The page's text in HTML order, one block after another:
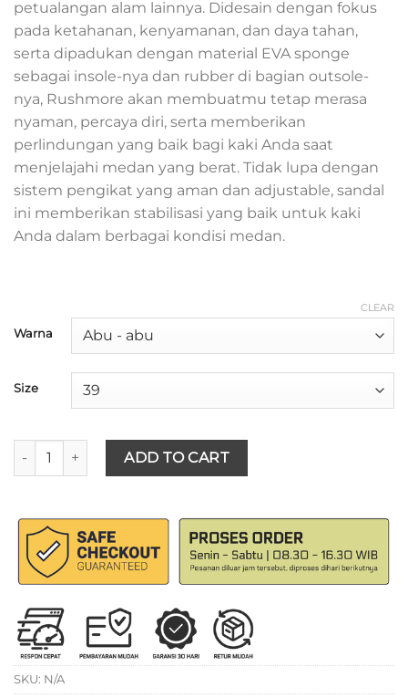
petualangan alam lainnya. Didesain dengan fokus
pada ketahanan, kenyamanan, dan daya tahan,
serta dipadukan dengan material EVA sponge
sebagai insole-nya dan rubber di bagian outsole-
nya, Rushmore akan membuatmu tetap merasa
nyaman, percaya diri, serta memberikan
perlindungan yang baik bagi kaki Anda saat
menjelajahi medan yang berat. Tidak lupa dengan
sistem pengikat yang aman dan adjustable, sandal
ini memberikan stabilisasi yang baik untuk kaki
Anda dalam berbagai kondisi medan.
Warna
Size
CLEAR
ANTARESTAR - Sendal Gunung Archer quantity
ADD TO CART
SKU: N/A